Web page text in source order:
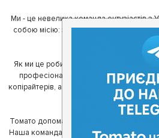
Ми - це невелика команда ентузіастів з
собою місію: зробити так, щоб де б в
завжди могли смачно
Як ми це робимо? Для початку, ми
професіоналів - фахівців з дизайну,
копірайтерів, а за сумісництвом -
ми створили
Томато допомагає своїм користувачам
Наша команда регулярно зв'язується з